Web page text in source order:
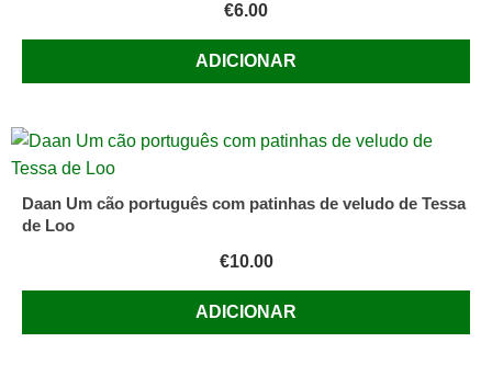
€6.00
ADICIONAR
Daan Um cão português com patinhas de veludo de Tessa
de Loo
€10.00
ADICIONAR